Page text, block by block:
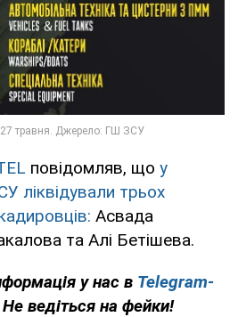
повідомляв, що у
ліквідували трьох
Асвада
та Алі Бетішева.
у нас в Telegram-
ведіться на фейки!